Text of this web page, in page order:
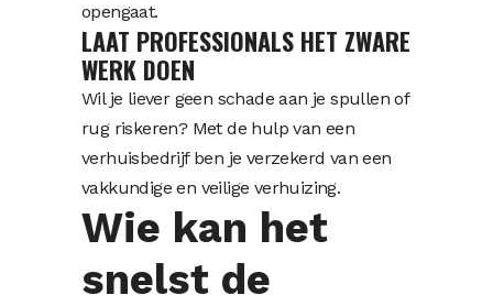
opengaat.
LAAT PROFESSIONALS HET ZWARE
WERK DOEN
Wil je liever geen schade aan je spullen of
rug riskeren? Met de hulp van een
verhuisbedrijf ben je verzekerd van een
vakkundige en veilige verhuizing.
Wie kan het
snelst de